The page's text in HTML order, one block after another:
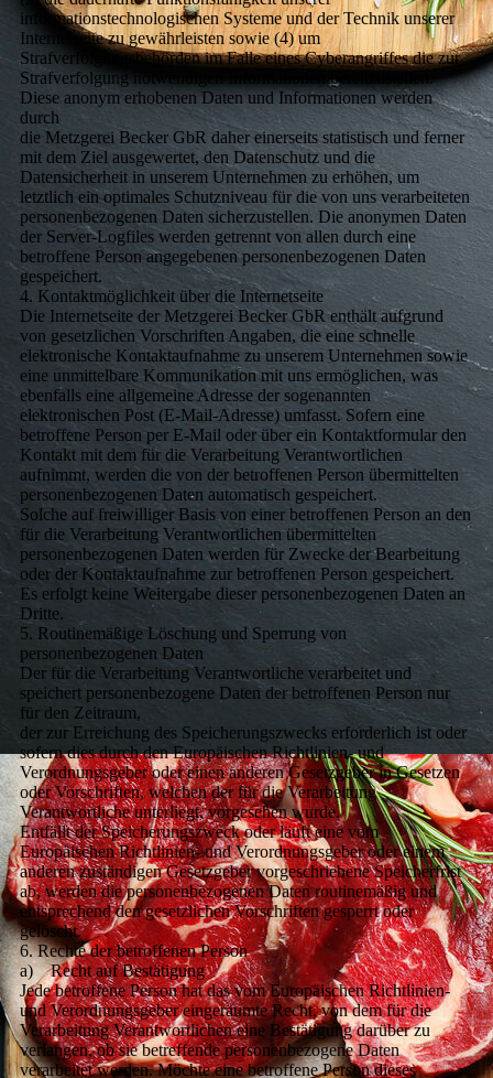
informationstechnologischen Systeme und der Technik unserer
Internetseite zu gewährleisten sowie (4) um
Strafverfolgungsbehörden im Falle eines Cyberangriffes die zur
Strafverfolgung notwendigen Informationen bereitzustellen.
Diese anonym erhobenen Daten und Informationen werden
durch
die Metzgerei Becker GbR daher einerseits statistisch und ferner
mit dem Ziel ausgewertet, den Datenschutz und die
Datensicherheit in unserem Unternehmen zu erhöhen, um
letztlich ein optimales Schutzniveau für die von uns verarbeiteten
personenbezogenen Daten sicherzustellen. Die anonymen Daten
der Server-Logfiles werden getrennt von allen durch eine
betroffene Person angegebenen personenbezogenen Daten
gespeichert.
4. Kontaktmöglichkeit über die Internetseite
Die Internetseite der Metzgerei Becker GbR enthält aufgrund
von gesetzlichen Vorschriften Angaben, die eine schnelle
elektronische Kontaktaufnahme zu unserem Unternehmen sowie
eine unmittelbare Kommunikation mit uns ermöglichen, was
ebenfalls eine allgemeine Adresse der sogenannten
elektronischen Post (E-Mail-Adresse) umfasst. Sofern eine
betroffene Person per E-Mail oder über ein Kontaktformular den
Kontakt mit dem für die Verarbeitung Verantwortlichen
aufnimmt, werden die von der betroffenen Person übermittelten
personenbezogenen Daten automatisch gespeichert.
Solche auf freiwilliger Basis von einer betroffenen Person an den
für die Verarbeitung Verantwortlichen übermittelten
personenbezogenen Daten werden für Zwecke der Bearbeitung
oder der Kontaktaufnahme zur betroffenen Person gespeichert.
Es erfolgt keine Weitergabe dieser personenbezogenen Daten an
Dritte.
5. Routinemäßige Löschung und Sperrung von
personenbezogenen Daten
Der für die Verarbeitung Verantwortliche verarbeitet und
speichert personenbezogene Daten der betroffenen Person nur
für den Zeitraum,
der zur Erreichung des Speicherungszwecks erforderlich ist oder
sofern dies durch den Europäischen Richtlinien- und
Verordnungsgeber oder einen anderen Gesetzgeber in Gesetzen
oder Vorschriften, welchen der für die Verarbeitung
Verantwortliche unterliegt, vorgesehen wurde.
Entfällt der Speicherungszweck oder läuft eine vom
Europäischen Richtlinien- und Verordnungsgeber oder einem
anderen zuständigen Gesetzgeber vorgeschriebene Speicherfrist
ab, werden die personenbezogenen Daten routinemäßig und
entsprechend den gesetzlichen Vorschriften gesperrt oder
gelöscht.
6. Rechte der betroffenen Person
a) Recht auf Bestätigung
Jede betroffene Person hat das vom Europäischen Richtlinien-
und Verordnungsgeber eingeräumte Recht, von dem für die
Verarbeitung Verantwortlichen eine Bestätigung darüber zu
verlangen, ob sie betreffende personenbezogene Daten
verarbeitet werden. Möchte eine betroffene Person dieses